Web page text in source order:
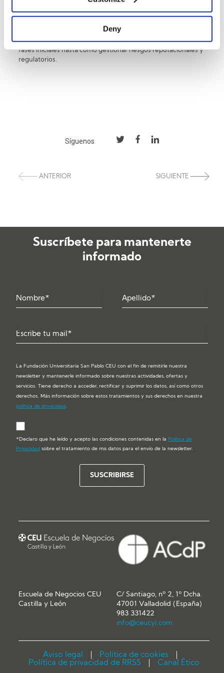
Deny
entender cómo el ESG se integra en la estrategia y en la
reputación corporativa.
Me interesa trabajar con casos reales, dilemas habituales y
errores frecuentes: desde cómo comunicar un plan ESG en
fases iniciales hasta cómo gestionar riesgos reputacionales y
regulatorios.
Síguenos
ANTERIOR SIGUIENTE
Suscríbete para mantenerte
informado
La Fundación Universitaria San Pablo CEU con el fin de remitirle nuestra
newsletter y mantenerle informado sobre nuestras actividades, ofertas y
servicios. Tiene derecho a acceder, rectificar y suprimir los datos, así como otros
derechos. Más información sobre estos tratamientos y sus derechos en nuestra
política de privacidad.
*Declaro que he leído y acepto las condiciones contenidas en la Política de
Privacidad sobre el tratamiento de mis datos para el envío de la newsletter.
Escuela de Negocios CEU
Castilla y León
C/ Santiago, nº 2, 1º Dcha.
47001 Valladolid (España)
983 331422
info@ceucyl.com
Aviso legal
Política de cookies
Política de privacidad de RRSS
Canal Ético